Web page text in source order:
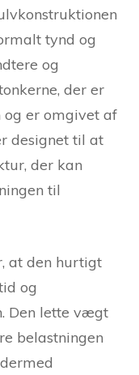
tynd og
og
der er
er omgivet af
designet til at
der kan
til
at den hurtigt
og
Den lette vægt
belastningen